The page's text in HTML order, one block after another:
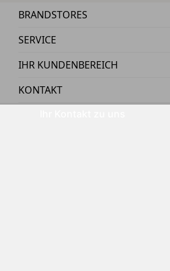
BRANDSTORES
SERVICE
IHR KUNDENBEREICH
KONTAKT